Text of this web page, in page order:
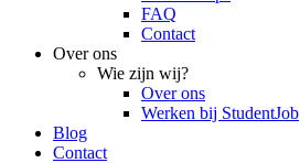
FAQ
Contact
Over ons
Wie zijn wij?
Over ons
Werken bij StudentJob
Blog
Contact